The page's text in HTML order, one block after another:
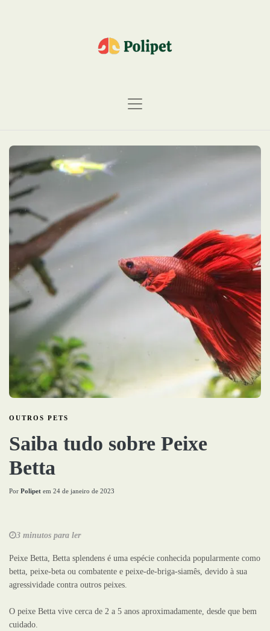
OUTROS PETS
Saiba tudo sobre Peixe
Betta
Por Polipet em 24 de janeiro de 2023
3 minutos para ler
Peixe Betta, Betta splendens é uma espécie conhecida popularmente como
betta, peixe-beta ou combatente e peixe-de-briga-siamês, devido à sua
agressividade contra outros peixes.
O peixe Betta vive cerca de 2 a 5 anos aproximadamente, desde que bem
cuidado.